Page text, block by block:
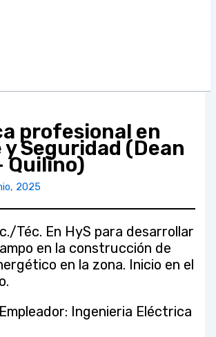
profesional en
y Seguridad (Dean
Quilino)
2025
Téc. En HyS para desarrollar
en la construcción de
en la zona. Inicio en el
Ingenieria Eléctrica